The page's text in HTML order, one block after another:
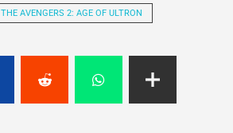
THE AVENGERS 2: AGE OF ULTRON